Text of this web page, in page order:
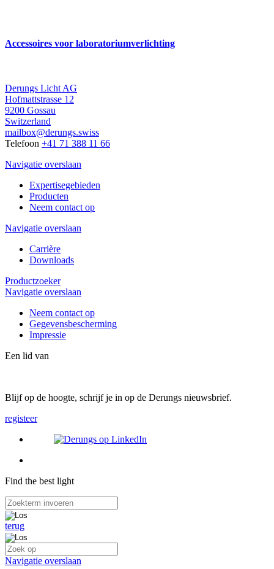
Accessoires voor laboratoriumverlichting
Derungs Licht AG
Hofmattstrasse 12
9200 Gossau
Switzerland
mailbox@derungs.swiss
Telefoon +41 71 388 11 66
Navigatie overslaan
Expertisegebieden
Producten
Neem contact op
Navigatie overslaan
Carrière
Downloads
Productzoeker
Navigatie overslaan
Neem contact op
Gegevensbescherming
Impressie
Een lid van
Blijf op de hoogte, schrijf je in op de Derungs nieuwsbrief.
registeer
Find the best light
terug
Navigatie overslaan